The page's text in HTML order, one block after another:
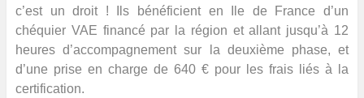
c’est un droit ! Ils bénéficient en Ile de France d’un
chéquier VAE financé par la région et allant jusqu’à 12
heures d’accompagnement sur la deuxième phase, et
d’une prise en charge de 640 € pour les frais liés à la
certification.